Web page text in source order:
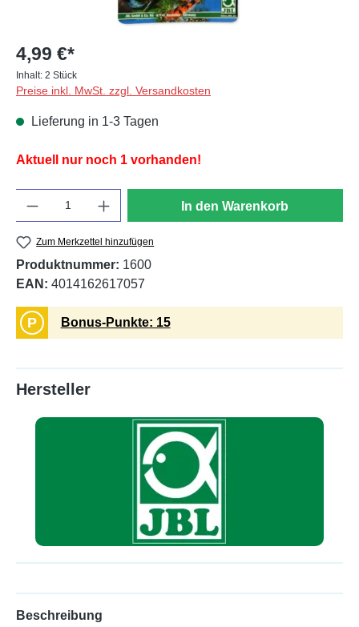
4,99 €*
Inhalt: 2 Stück
Preise inkl. MwSt. zzgl. Versandkosten
Lieferung in 1-3 Tagen
Aktuell nur noch 1 vorhanden!
In den Warenkorb
Zum Merkzettel hinzufügen
Produktnummer: 1600
EAN: 4014162617057
P Bonus-Punkte: 15
Hersteller
Beschreibung